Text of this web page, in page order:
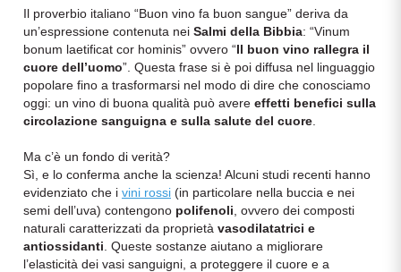
Vedi tutti
REGIONE
Basilicata
Bordeaux
Borgogna
Prosecco
Recioto
Ripasso
Sauvignon
Sforzato di Valtellina
Soave
Il proverbio italiano “Buon vino fa buon sangue” deriva da
un’espressione contenuta nei Salmi della Bibbia: “Vinum
bonum laetificat cor hominis” ovvero “Il buon vino rallegra il
cuore dell’uomo”. Questa frase si è poi diffusa nel linguaggio
popolare fino a trasformarsi nel modo di dire che conosciamo
oggi: un vino di buona qualità può avere effetti benefici sulla
circolazione sanguigna e sulla salute del cuore
Ma c’è un fondo di verità?
Sì, e lo conferma anche la scienza! Alcuni studi recenti hanno
evidenziato che i vini rossi (in particolare nella buccia e nei
semi dell’uva) contengono polifenoli , ovvero dei composti
naturali caratterizzati da proprietà vasodilatatrici e
antiossidanti . Queste sostanze aiutano a migliorare
l’elasticità dei vasi sanguigni, a proteggere il cuore e a